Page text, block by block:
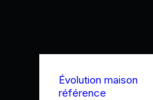
Évolution maison
référence